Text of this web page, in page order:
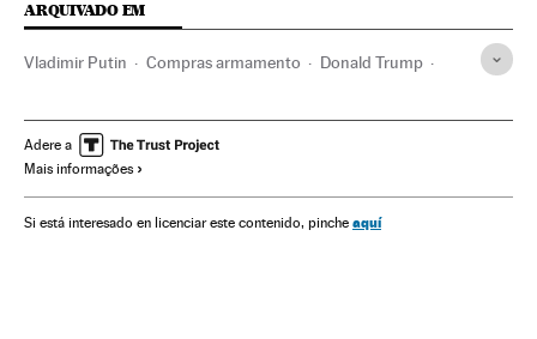
ARQUIVADO EM
Vladimir Putin Compras armamento Donald Trump
Estados Unidos China Rússia
Ásia oriental
Europa América
Adere a
Mais informações
Si está interesado en licenciar este contenido, pinche aquí